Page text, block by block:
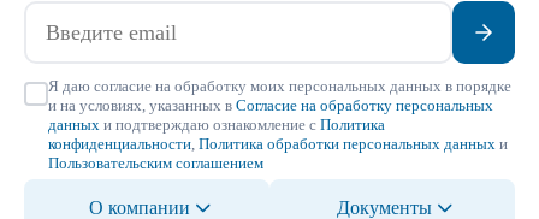
Я даю согласие на обработку моих персональных данных в порядке
и на условиях, указанных в Согласие на обработку персональных
данных и подтверждаю ознакомление с Политика
конфиденциальности Политика обработки персональных данных и
Пользовательским соглашением
О компании Документы